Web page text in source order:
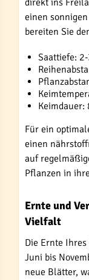
direkt ins
einen
bereiten Sie
Saattiefe:
Keimdauer:
Für ein
einen
auf
Pflanzen in
Ernte und
Vielfalt
Die Ernte
Juni bis
neue Blätter,